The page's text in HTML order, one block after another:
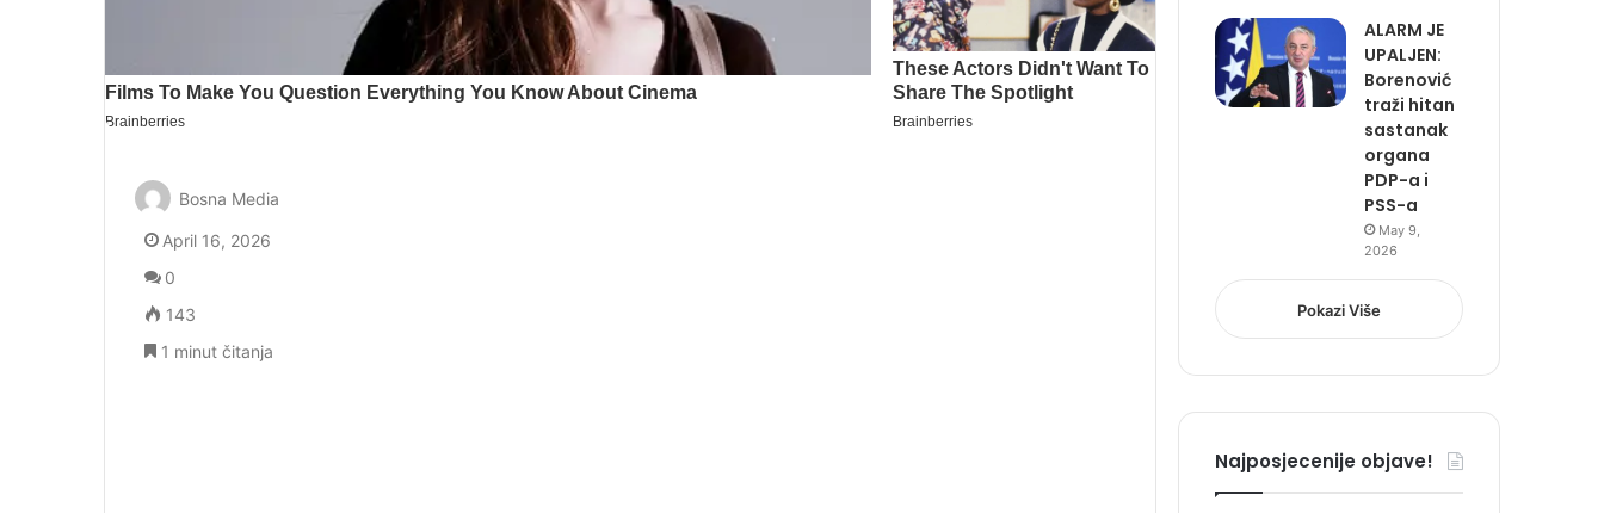
Bosna Media
April 16, 2026
0
143
1 minut čitanja
ALARM JE
UPALJEN:
Borenović
traži hitan
sastanak
organa
PDP-a i
PSS-a
May 9,
2026
Pokazi Više
Najposjecenije objave!